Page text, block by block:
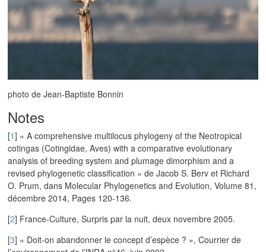
photo de Jean-Baptiste Bonnin
Notes
[1] « A comprehensive multilocus phylogeny of the Neotropical
cotingas (Cotingidae, Aves) with a comparative evolutionary
analysis of breeding system and plumage dimorphism and a
revised phylogenetic classification » de Jacob S. Berv et Richard
O. Prum, dans Molecular Phylogenetics and Evolution, Volume 81,
décembre 2014, Pages 120-136.
[2] France-Culture, Surpris par la nuit, deux novembre 2005.
[3] « Doit-on abandonner le concept d’espèce ? », Courrier de